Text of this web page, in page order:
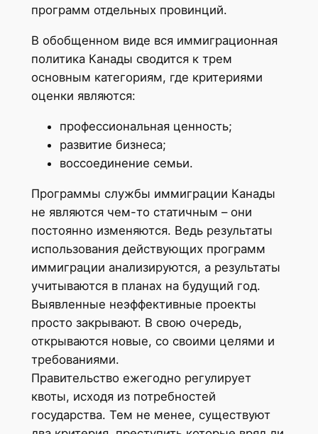
программ отдельных провинций.
В обобщенном виде вся иммиграционная
политика Канады сводится к трем
основным категориям, где критериями
оценки являются:
профессиональная ценность;
развитие бизнеса;
воссоединение семьи.
Программы службы иммиграции Канады
не являются чем-то статичным – они
постоянно изменяются. Ведь результаты
использования действующих программ
иммиграции анализируются, а результаты
учитываются в планах на будущий год.
Выявленные неэффективные проекты
просто закрывают. В свою очередь,
открываются новые, со своими целями и
требованиями.
Правительство ежегодно регулирует
квоты, исходя из потребностей
государства. Тем не менее, существуют